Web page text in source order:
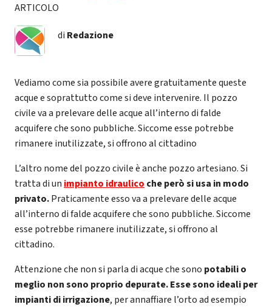
ARTICOLO
di Redazione
Vediamo come sia possibile avere gratuitamente queste
acque e soprattutto come si deve intervenire. Il pozzo
civile va a prelevare delle acque all’interno di falde
acquifere che sono pubbliche. Siccome esse potrebbe
rimanere inutilizzate, si offrono al cittadino
L’altro nome del pozzo civile è anche pozzo artesiano. Si
tratta di un impianto idraulico che però si usa in modo
privato.Praticamente esso va a prelevare delle acque
all’interno di falde acquifere che sono pubbliche. Siccome
esse potrebbe rimanere inutilizzate, si offrono al
cittadino.
Attenzione che non si parla di acque che sono potabili o
meglio non sono proprio depurate. Esse sono ideali per
impianti di irrigazione, per annaffiare l’orto ad esempio